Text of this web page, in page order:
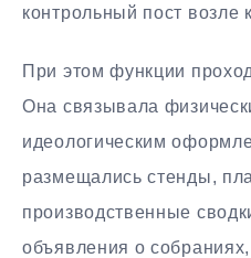
контрольный пост возле
При этом функции
Она связывала
идеологическим
размещались стенды,
производственные
объявления о